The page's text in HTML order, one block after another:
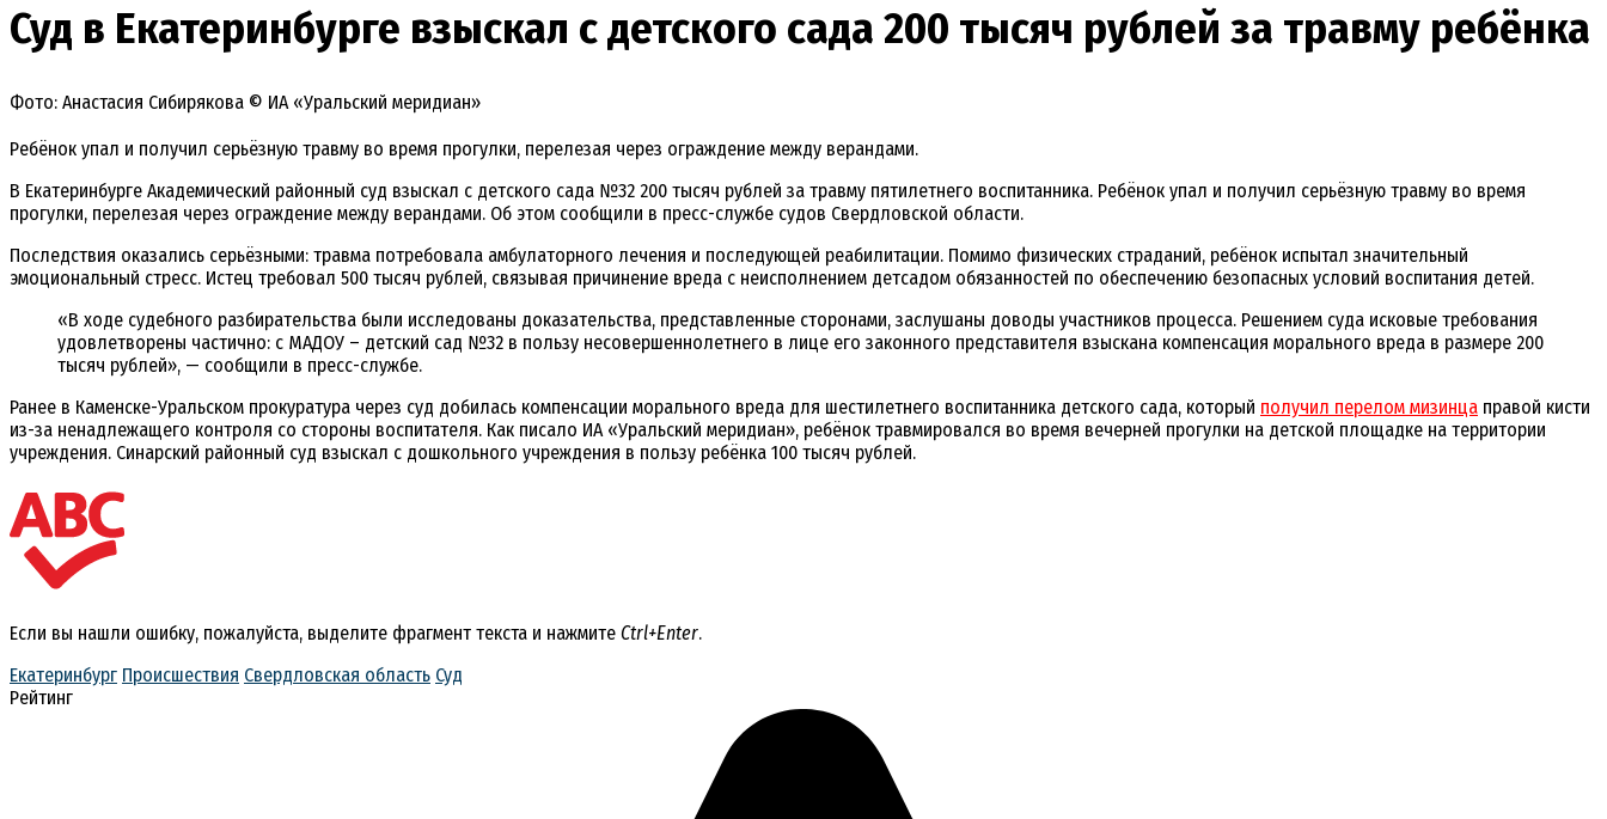
Суд в Екатеринбурге взыскал с детского сада 200 тысяч рублей за травму ребёнка
Фото: Анастасия Сибирякова © ИА «Уральский меридиан»
Ребёнок упал и получил серьёзную травму во время прогулки, перелезая через ограждение между верандами.
В Екатеринбурге Академический районный суд взыскал с детского сада №32 200 тысяч рублей за травму пятилетнего воспитанника. Ребёнок упал и получил серьёзную травму во время
прогулки, перелезая через ограждение между верандами. Об этом сообщили в пресс-службе судов Свердловской области.
Последствия оказались серьёзными: травма потребовала амбулаторного лечения и последующей реабилитации. Помимо физических страданий, ребёнок испытал значительный
эмоциональный стресс. Истец требовал 500 тысяч рублей, связывая причинение вреда с неисполнением детсадом обязанностей по обеспечению безопасных условий воспитания детей.
«В ходе судебного разбирательства были исследованы доказательства, представленные сторонами, заслушаны доводы участников процесса. Решением суда исковые требования
удовлетворены частично: с МАДОУ – детский сад №32 в пользу несовершеннолетнего в лице его законного представителя взыскана компенсация морального вреда в размере 200
тысяч рублей», — сообщили в пресс-службе.
Ранее в Каменске-Уральском прокуратура через суд добилась компенсации морального вреда для шестилетнего воспитанника детского сада, который получил перелом мизинца правой кисти
из-за ненадлежащего контроля со стороны воспитателя. Как писало ИА «Уральский меридиан», ребёнок травмировался во время вечерней прогулки на детской площадке на территории
учреждения. Синарский районный суд взыскал с дошкольного учреждения в пользу ребёнка 100 тысяч рублей.
Если вы нашли ошибку, пожалуйста, выделите фрагмент текста и нажмите Ctrl+Enter.
Екатеринбург Происшествия Свердловская область Суд
Рейтинг